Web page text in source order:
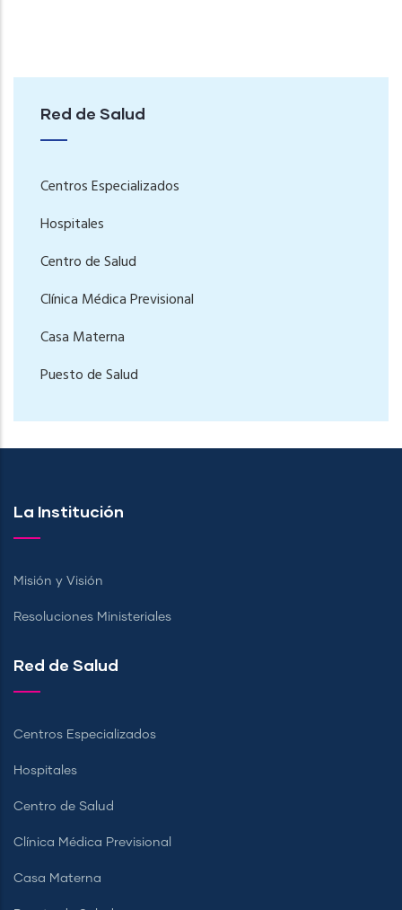
Red de Salud
Centros Especializados
Hospitales
Centro de Salud
Clínica Médica Previsional
Casa Materna
Puesto de Salud
La Institución
Misión y Visión
Resoluciones Ministeriales
Red de Salud
Centros Especializados
Hospitales
Centro de Salud
Clínica Médica Previsional
Casa Materna